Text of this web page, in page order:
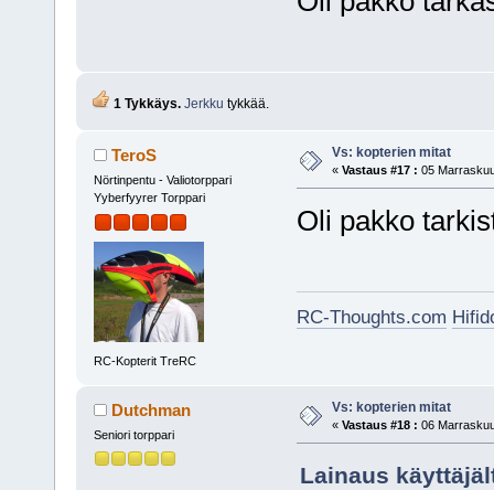
1 Tykkäys. Jerkku tykkää.
TeroS
Nörtinpentu - Valiotorppari
Yyberfyyrer Torppari
RC-Kopterit TreRC
Vs: kopterien mitat
« Vastaus #17 : 05
Oli pakko
RC-Thoughts.com
Dutchman
Seniori torppari
Vs: kopterien mitat
« Vastaus #18 : 06
Lainaus